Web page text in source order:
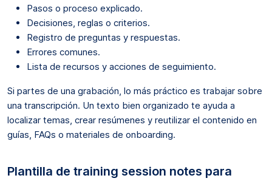
Pasos o proceso explicado.
Decisiones, reglas o criterios.
Registro de preguntas y respuestas.
Errores comunes.
Lista de recursos y acciones de seguimiento.
Si partes de una grabación, lo más práctico es trabajar sobre
una transcripción. Un texto bien organizado te ayuda a
localizar temas, crear resúmenes y reutilizar el contenido en
guías, FAQs o materiales de onboarding.
Plantilla de training session notes para